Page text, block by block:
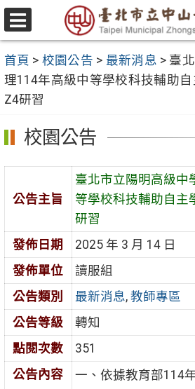
跳
至
要
內
容
區
選
單
首頁 > 校園公告 > 最新消息 > 臺
理114年高級中等學校科技輔助
Z4研習
校園公告
公告主旨
臺北市立陽明高級中
等學校科技輔助自主
研習
發佈日期
2025 年 3 月 14 日
發佈單位
讀服組
公告類別
最新消息, 教師專區
公告等級
轉知
點閱次數
351
公告內容
一、依據教育部114